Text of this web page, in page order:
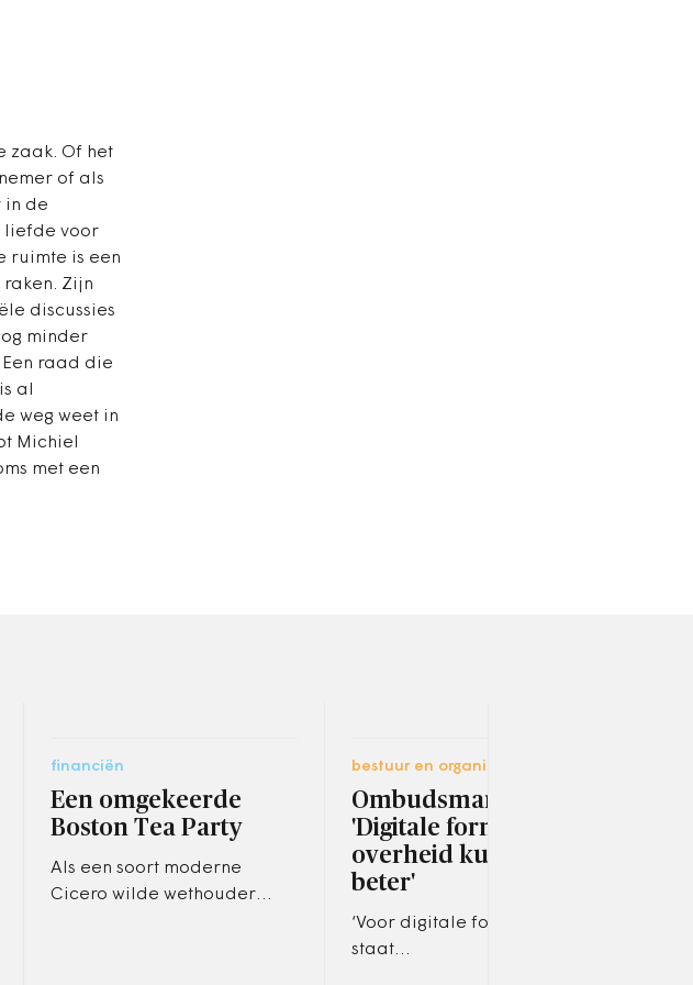
zaak. Of het
of als
in de
liefde voor
ruimte is een
Zijn
discussies
minder
raad die
al
weg weet in
Michiel
met een
financiën
Een omgekeerde
Boston Tea Party
Als een soort moderne
Cicero wilde wethouder
bestuur en organisatie
Ombudsman:
'Digitale formulieren
overheid kunnen
beter'
‘Voor digitale formulieren
staat